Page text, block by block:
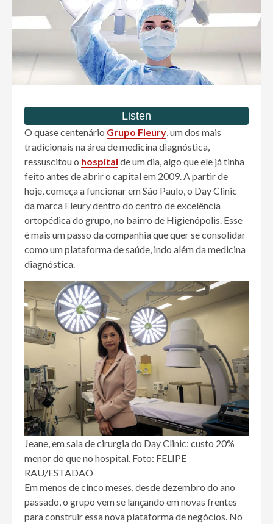
O quase centenário Grupo Fleury, um dos mais
tradicionais na área de medicina diagnóstica,
ressuscitou o hospital de um dia, algo que ele já tinha
feito antes de abrir o capital em 2009. A partir de
hoje, começa a funcionar em São Paulo, o Day Clinic
da marca Fleury dentro do centro de excelência
ortopédica do grupo, no bairro de Higienópolis. Esse
é mais um passo da companhia que quer se consolidar
como um plataforma de saúde, indo além da medicina
diagnóstica.
Jeane, em sala de cirurgia do Day Clinic: custo 20%
menor do que no hospital. Foto: FELIPE
RAU/ESTADAO
Em menos de cinco meses, desde dezembro do ano
passado, o grupo vem se lançando em novas frentes
para construir essa nova plataforma de negócios. No